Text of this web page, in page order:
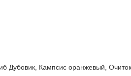
Кампсис оранжевый, Очиток